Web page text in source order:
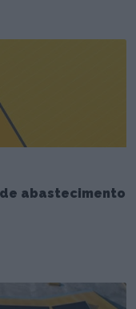
abastecimento